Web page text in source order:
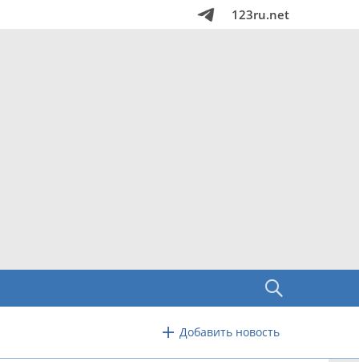
123ru.net
Добавить новость